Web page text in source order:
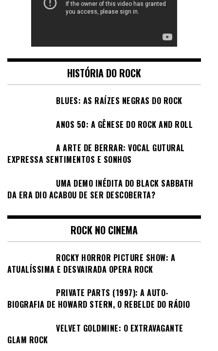
HISTÓRIA DO ROCK
BLUES: AS RAÍZES NEGRAS DO ROCK
ANOS 50: A GÊNESE DO ROCK AND ROLL
A ARTE DE BERRAR: VOCAL GUTURAL
EXPRESSA SENTIMENTOS E SONHOS
UMA DEMO INÉDITA DO BLACK SABBATH
DA ERA DIO ACABOU DE SER DESCOBERTA?
ROCK NO CINEMA
ROCKY HORROR PICTURE SHOW: A
ATUALÍSSIMA E DESVAIRADA OPERA ROCK
PRIVATE PARTS (1997): A AUTO-
BIOGRAFIA DE HOWARD STERN, O REBELDE DO RÁDIO
VELVET GOLDMINE: O EXTRAVAGANTE
GLAM ROCK